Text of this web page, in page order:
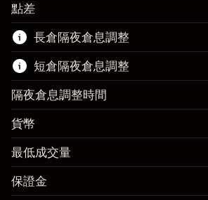
該金融市場可進行差價合約交易。
了解更多：
差價合約
點差
長倉隔夜倉息調整
保證金。您的投資
隔夜倉息
短倉隔夜倉息調整
保證金。您的投資
隔夜倉息調整時間
貨幣
最低成交量
保證金